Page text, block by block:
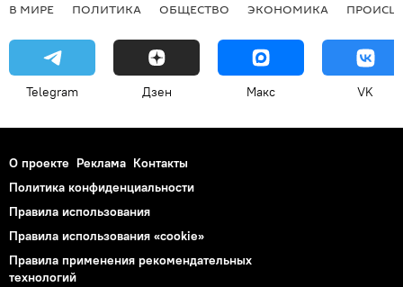
В МИРЕ ПОЛИТИКА ОБЩЕСТВО ЭКОНОМИКА
Telegram Дзен Макс VK
О проекте Реклама Контакты
Политика конфиденциальности
Правила использования
Правила использования «cookie»
Правила применения рекомендательных
технологий